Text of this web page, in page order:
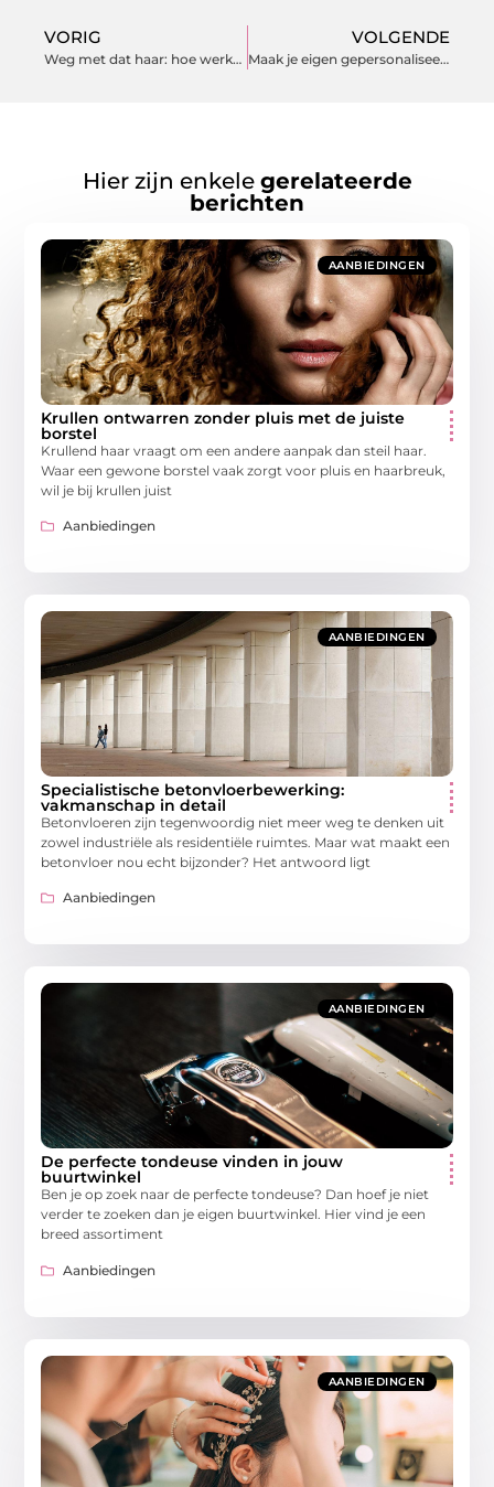
VORIG
Weg met dat haar: hoe werken ontharingslasers?
VOLGENDE
Maak je eigen gepersonaliseerde jute zakken voor de feestdagen
Hier zijn enkele gerelateerde
berichten
AANBIEDINGEN
Krullen ontwarren zonder pluis met de juiste
borstel
Krullend haar vraagt om een andere aanpak dan steil haar.
Waar een gewone borstel vaak zorgt voor pluis en haarbreuk,
wil je bij krullen juist
Aanbiedingen
AANBIEDINGEN
Specialistische betonvloerbewerking:
vakmanschap in detail
Betonvloeren zijn tegenwoordig niet meer weg te denken uit
zowel industriële als residentiële ruimtes. Maar wat maakt een
betonvloer nou echt bijzonder? Het antwoord ligt
Aanbiedingen
AANBIEDINGEN
De perfecte tondeuse vinden in jouw
buurtwinkel
Ben je op zoek naar de perfecte tondeuse? Dan hoef je niet
verder te zoeken dan je eigen buurtwinkel. Hier vind je een
breed assortiment
Aanbiedingen
AANBIEDINGEN